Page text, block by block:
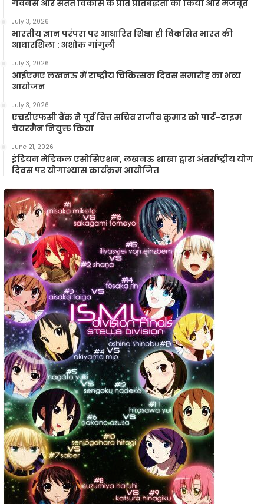
गवर्नेंस और सतत विकास के प्रति प्रतिबद्धता को किया और मजबूत
July 3, 2026
भारतीय ज्ञान परंपरा पर आधारित शिक्षा ही विकसित भारत की
आधारशिला : अशोक गांगुली
July 3, 2026
आईएमए लखनऊ में राष्ट्रीय चिकित्सक दिवस समारोह का भव्य
आयोजन
July 3, 2026
एचडीएफसी बैंक ने पूर्व वित्त सचिव राजीव कुमार को पार्ट-टाइम
चेयरमैन नियुक्त किया
June 21, 2026
इंडियन मेडिकल एसोसिएशन, लखनऊ शाखा द्वारा अंतर्राष्ट्रीय योग
दिवस पर योगाभ्यास कार्यक्रम आयोजित